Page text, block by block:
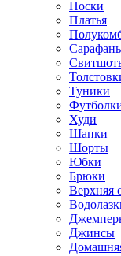
Носки
Платья
Туники
Худи
Шапки
Шорты
Юбки
Брюки
Верхняя
Джинсы